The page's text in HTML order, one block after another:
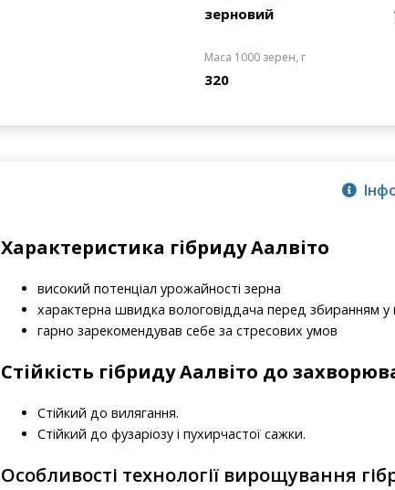
зерновий
Маса 1000 зерен, г
320
Характеристика гібриду Аалвіто
високий потенціал урожайності зерна
характерна швидка вологовіддача перед збиранням у
гарно зарекомендував себе за стресових умов
Стійкість гібридуАалвіто до
Стійкий до вилягання.
Стійкий до фузаріозу і пухирчастої сажки.
Особливості технології вирощування